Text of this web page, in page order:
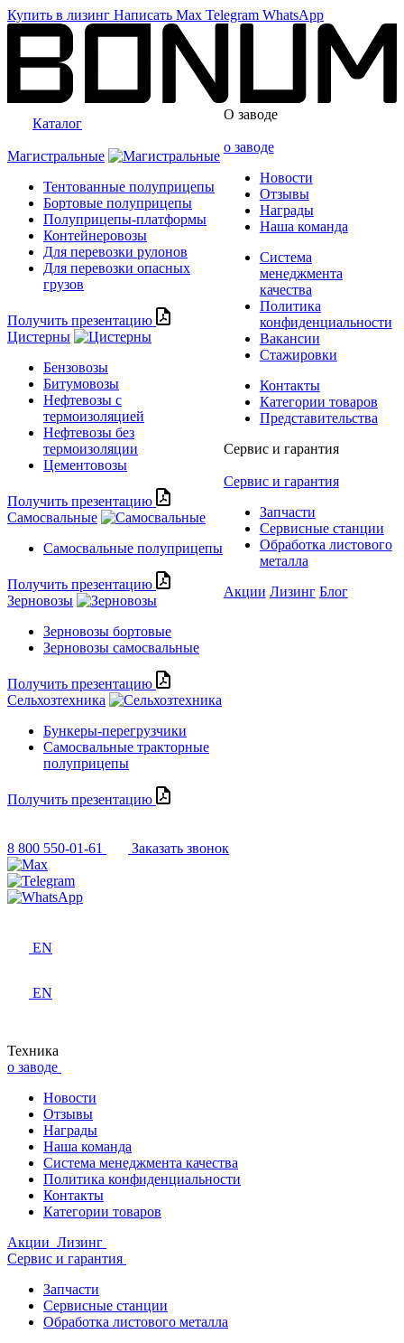
Купить в лизинг Написать Max Telegram WhatsApp
Каталог
Магистральные
Тентованные полуприцепы
Бортовые полуприцепы
Полуприцепы-платформы
Контейнеровозы
Для перевозки рулонов
Для перевозки опасных
грузов
Получить презентацию
Цистерны
Бензовозы
Битумовозы
Нефтевозы с
термоизоляцией
Нефтевозы без
термоизоляции
Цементовозы
Получить презентацию
Самосвальные
Самосвальные полуприцепы
Получить презентацию
Зерновозы
Зерновозы бортовые
Зерновозы самосвальные
Получить презентацию
Сельхозтехника
Бункеры-перегрузчики
Самосвальные тракторные
полуприцепы
Получить презентацию
О заводе
о заводе
Новости
Отзывы
Награды
Наша команда
Система
менеджмента
качества
Политика
конфиденциальности
Вакансии
Стажировки
Контакты
Категории товаров
Представительства
Сервис и гарантия
Сервис и гарантия
Запчасти
Сервисные станции
Обработка листового
металла
Акции Лизинг Блог
8 800 550-01-61 Заказать звонок
EN
EN
Техника
о заводе
Новости
Отзывы
Награды
Наша команда
Система менеджмента качества
Политика конфиденциальности
Контакты
Категории товаров
Акции Лизинг
Сервис и гарантия
Запчасти
Сервисные станции
Обработка листового металла